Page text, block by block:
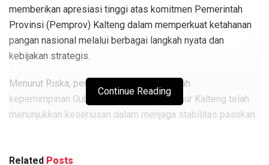
memberikan apresiasi tinggi atas komitmen Pemerintah
Provinsi (Pemprov) Kalteng dalam memperkuat ketahanan
pangan nasional melalui berbagai langkah nyata dan
kebijakan strategis.
Menurut Riska, pemerintah daerah di bawah
kepemimpinan Gubernur dan Wakil Gubernur Kalteng telah
menunjukkan keseriusan dalam menjaga stabilitas pasokan
“Langkah-langkah strategis Pemprov Kalteng tidak hanya
Continue Reading
Related Posts